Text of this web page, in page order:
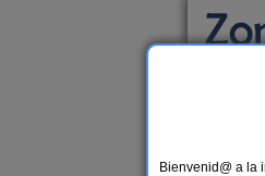
Bienvenid@ a la